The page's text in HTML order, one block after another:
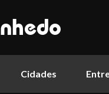
Cidades